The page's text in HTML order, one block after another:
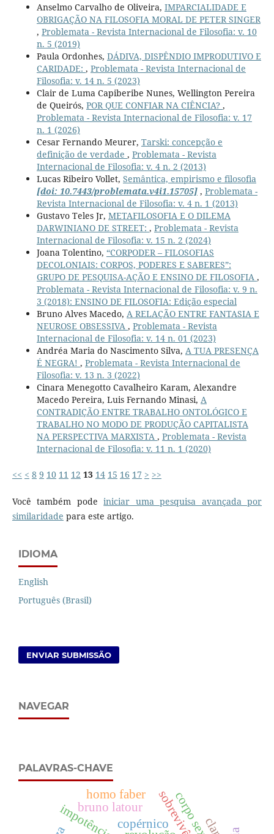
Anselmo Carvalho de Oliveira, IMPARCIALIDADE E
OBRIGAÇÃO NA FILOSOFIA MORAL DE PETER SINGER
, Problemata - Revista Internacional de Filosofia: v. 10
n. 5 (2019)
Paula Ordonhes, DÁDIVA, DISPÊNDIO IMPRODUTIVO E
CARIDADE: , Problemata - Revista Internacional de
Filosofia: v. 14 n. 5 (2023)
Clair de Luma Capiberibe Nunes, Wellington Pereira
de Queirós, POR QUE CONFIAR NA CIÊNCIA? ,
Problemata - Revista Internacional de Filosofia: v. 17
n. 1 (2026)
Cesar Fernando Meurer, Tarski: concepção e
definição de verdade , Problemata - Revista
Internacional de Filosofia: v. 4 n. 2 (2013)
Lucas Ribeiro Vollet, Semântica, empirismo e filosofia
[doi: 10.7443/problemata.v4i1.15705], Problemata -
Revista Internacional de Filosofia: v. 4 n. 1 (2013)
Gustavo Teles Jr, METAFILOSOFIA E O DILEMA
DARWINIANO DE STREET: , Problemata - Revista
Internacional de Filosofia: v. 15 n. 2 (2024)
Joana Tolentino, “CORPODER – FILOSOFIAS
DECOLONIAIS: CORPOS, PODERES E SABERES”:
GRUPO DE PESQUISA-AÇÃO E ENSINO DE FILOSOFIA ,
Problemata - Revista Internacional de Filosofia: v. 9 n.
3 (2018): ENSINO DE FILOSOFIA: Edição especial
Bruno Alves Macedo, A RELAÇÃO ENTRE FANTASIA E
NEUROSE OBSESSIVA , Problemata - Revista
Internacional de Filosofia: v. 14 n. 01 (2023)
Andréa Maria do Nascimento Silva, A TUA PRESENÇA
É NEGRA! , Problemata - Revista Internacional de
Filosofia: v. 13 n. 3 (2022)
Cinara Menegotto Cavalheiro Karam, Alexandre
Macedo Pereira, Luis Fernando Minasi, A
CONTRADIÇÃO ENTRE TRABALHO ONTOLÓGICO E
TRABALHO NO MODO DE PRODUÇÃO CAPITALISTA
NA PERSPECTIVA MARXISTA , Problemata - Revista
Internacional de Filosofia: v. 11 n. 1 (2020)
<< < 8 9 10 11 12 13 14 15 16 17 > >>
Você também podeiniciar uma pesquisa avançada por
similaridade para este artigo.
IDIOMA
English
Português (Brasil)
ENVIAR SUBMISSÃO
NAVEGAR
PALAVRAS-CHAVE
bruno latour
copérnico
homo faber